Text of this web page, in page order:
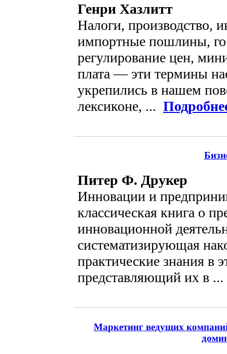
Генри Хазлитт
Налоги, производство,
импортные пошлины,
регулирование цен,
плата — эти термины
укрепились в нашем
лексиконе, ...
Питер Ф. Друкер
Инновации и
классическая книга о
инновационной
систематизирующая
практические знания в
представляющий их в
Маркетинг ведущих